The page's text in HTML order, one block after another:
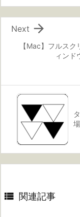
【Mac】フルス
ィンド

Next
 関連記事